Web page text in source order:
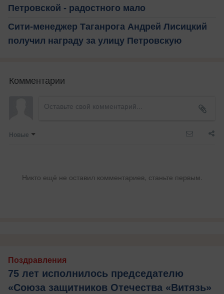
Петровской - радостного мало
Сити-менеджер Таганрога Андрей Лисицкий
получил награду за улицу Петровскую
Комментарии
Новые
Никто ещё не оставил комментариев, станьте первым.
Поздравления
75 лет исполнилось председателю
«Союза защитников Отечества «Витязь»